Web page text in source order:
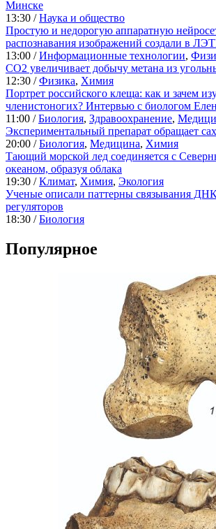
Минске
13:30 /Наука и общество
Простую и недорогую аппаратную
распознавания изображений создали в
13:00 /Информационные технологии,
CO2 увеличивает добычу метана из
12:30 /Физика, Химия
Портрет российского клеща: как и зачем
членистоногих? Интервью с биологом
11:00 /Биология, Здравоохранение,
Экспериментальный препарат обращает
20:00 /Биология, Медицина, Химия
Тающий морской лед соединяется с
океаном, образуя облака
19:30 /Климат, Химия, Экология
Ученые описали паттерны связывания
регуляторов
18:30 /Биология
Популярное